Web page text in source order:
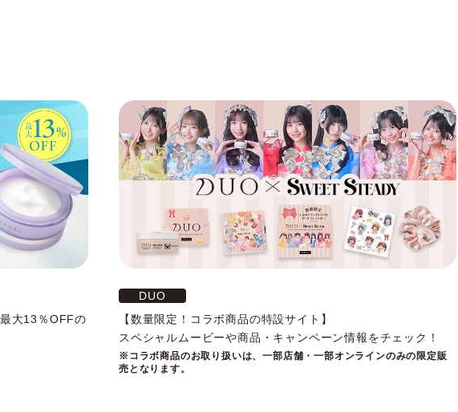
大13％OFFの
DUO
【数量限定！コラボ商品の特設サイト】
スペシャルムービーや商品・キャンペーン情報をチェック！
※コラボ商品のお取り扱いは、一部店舗・一部オンラインのみの限定販
売となります。